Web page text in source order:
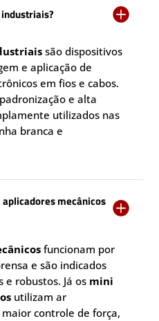

são dispositivos
e aplicação de
em fios e cabos.
e alta
utilizados nas
branca e
mecânicos 
funcionam por
e são indicados
e robustos. Já os mini
utilizam ar
controle de força,